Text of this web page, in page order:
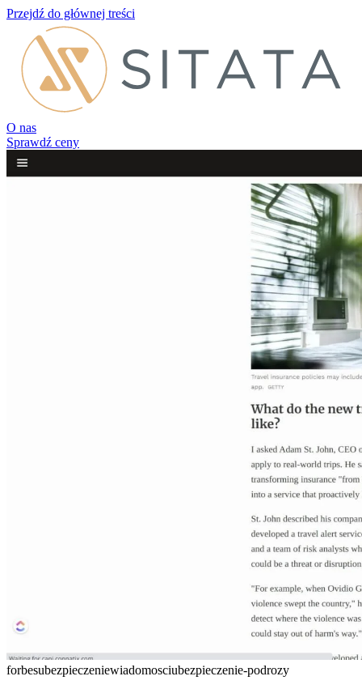
Przejdź do głównej treści
O nas
Sprawdź ceny
forbesubezpieczeniewiadomosciubezpieczenie-podrozy